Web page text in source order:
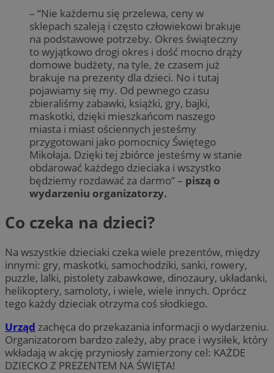
– “Nie każdemu się przelewa, ceny w
sklepach szaleją i często człowiekowi brakuje
na podstawowe potrzeby. Okres świąteczny
to wyjątkowo drogi okres i dość mocno drąży
domowe budżety, na tyle, że czasem już
brakuje na prezenty dla dzieci. No i tutaj
pojawiamy się my. Od pewnego czasu
zbieraliśmy zabawki, książki, gry, bajki,
maskotki, dzięki mieszkańcom naszego
miasta i miast ościennych jesteśmy
przygotowani jako pomocnicy Świętego
Mikołaja. Dzięki tej zbiórce jesteśmy w stanie
obdarować każdego dzieciaka i wszystko
będziemy rozdawać za darmo” – piszą o
wydarzeniu organizatorzy.
Co czeka na dzieci?
Na wszystkie dzieciaki czeka wiele prezentów, między
innymi: gry, maskotki, samochodziki, sanki, rowery,
puzzle, lalki, pistolety zabawkowe, dinozaury, układanki,
helikoptery, samoloty, i wiele, wiele innych. Oprócz
tego każdy dzieciak otrzyma coś słodkiego.
Urząd zachęca do przekazania informacji o wydarzeniu.
Organizatorom bardzo zależy, aby prace i wysiłek, który
wkładają w akcję przyniosły zamierzony cel: KAŻDE
DZIECKO Z PREZENTEM NA ŚWIĘTA!